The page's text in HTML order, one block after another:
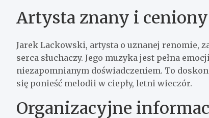
Artysta znany i ceniony
Jarek Lackowski, artysta o uznanej renomie,
serca słuchaczy. Jego muzyka jest pełna
niezapomnianym doświadczeniem. To
się ponieść melodii w ciepły, letni wieczór.
Organizacyjne